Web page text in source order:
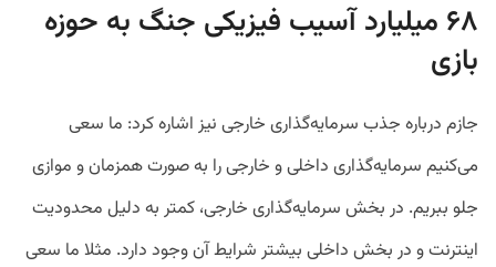
۶۸ میلیارد آسیب فیزیکی جنگ به حوزه
بازی
جازم درباره جذب سرمایه‌گذاری خارجی نیز اشاره کرد: ما سعی
می‌کنیم سرمایه‌گذاری داخلی و خارجی را به صورت همزمان و موازی
جلو ببریم. در بخش سرمایه‌گذاری خارجی، کمتر به دلیل محدودیت
اینترنت و در بخش داخلی بیشتر شرایط آن وجود دارد. مثلا ما سعی